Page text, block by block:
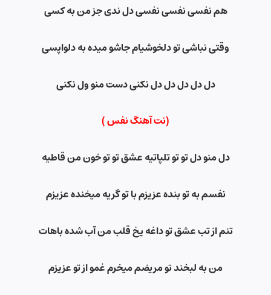
هم نفسی نفسی نفسی دل ندی جز من به کسی
وقتی نباشی تو دلخوشیام جاشو میده به دلواپسی
دل دل دل دل دل نکنی دست منو ول نکنی
(نت آهنگ نفس)
دل منو دل تو تو تلپاتیه عشق تو تو خون من قاطیه
نفسم به تو بنده عزیزم با تو گریه میخنده عزیزم
تنم از تب عشق تو داغه یخ قلب من آب شده باهات
من به لبخند تو مریضم میخرم غمو از تو عزیزم